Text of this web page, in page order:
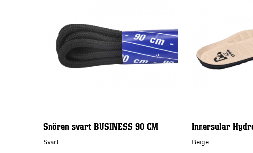
Snören svart BUSINESS 90 CM
Svart
Innersular
Beige